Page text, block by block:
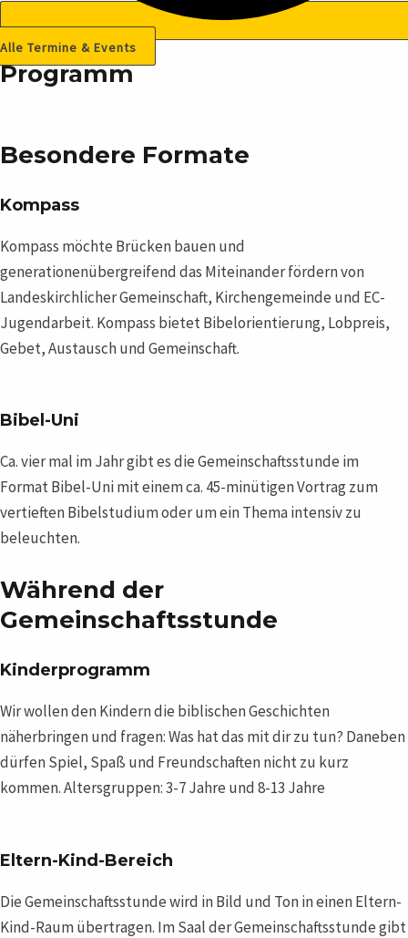
Alle Termine & Events
Programm
Besondere Formate
Kompass
Kompass möchte Brücken bauen und
generationenübergreifend das Miteinander fördern von
Landeskirchlicher Gemeinschaft, Kirchengemeinde und EC-
Jugendarbeit. Kompass bietet Bibelorientierung, Lobpreis,
Gebet, Austausch und Gemeinschaft.
Bibel-Uni
Ca. vier mal im Jahr gibt es die Gemeinschaftsstunde im
Format Bibel-Uni mit einem ca. 45-minütigen Vortrag zum
vertieften Bibelstudium oder um ein Thema intensiv zu
beleuchten.
Während der
Gemeinschaftsstunde
Kinderprogramm
Wir wollen den Kindern die biblischen Geschichten
näherbringen und fragen: Was hat das mit dir zu tun? Daneben
dürfen Spiel, Spaß und Freundschaften nicht zu kurz
kommen. Altersgruppen: 3-7 Jahre und 8-13 Jahre
Eltern-Kind-Bereich
Die Gemeinschaftsstunde wird in Bild und Ton in einen Eltern-
Kind-Raum übertragen. Im Saal der Gemeinschaftsstunde gibt